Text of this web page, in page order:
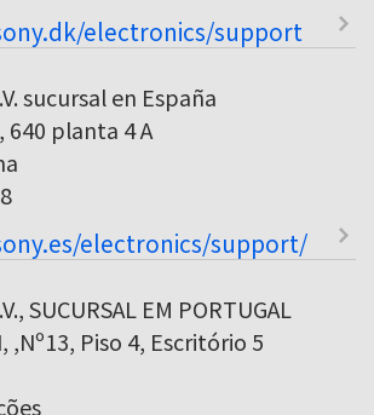
electronics/support
sucursal en España
640 planta 4 A
electronics/support/
SUCURSAL EM PORTUGAL
,Nº13, Piso 4, Escritório 5